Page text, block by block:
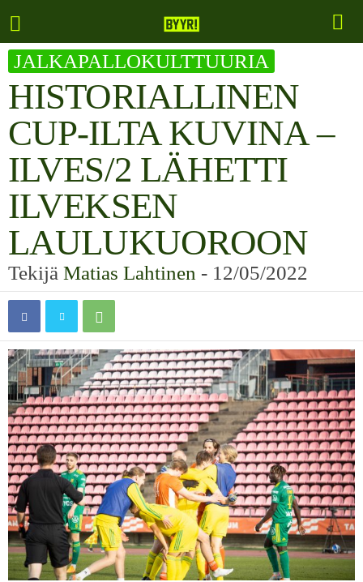
JALKAPALLOKULTTUURIA
HISTORIALLINEN
CUP-ILTA KUVINA –
ILVES/2 LÄHETTI
ILVEKSEN
LAULUKUOROON
Tekijä Matias Lahtinen - 12/05/2022